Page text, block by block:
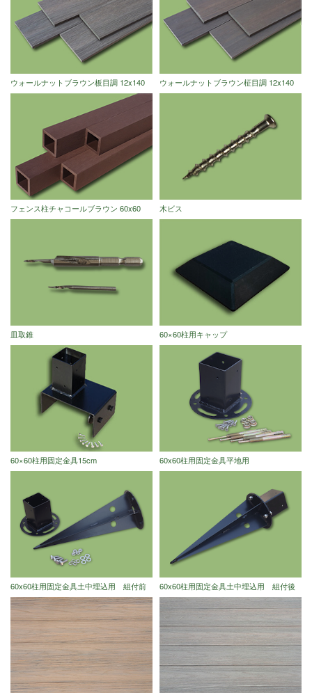
ウォールナットブラウン板目調 12x140 ウォールナットブラウン柾目調 12x140
フェンス柱チャコールブラウン 60x60 木ビス
皿取錐 60×60柱用キャップ
60×60柱用固定金具15cm 60x60柱用固定金具平地用
60x60柱用固定金具土中埋込用 組付前 60x60柱用固定金具土中埋込用 組付後